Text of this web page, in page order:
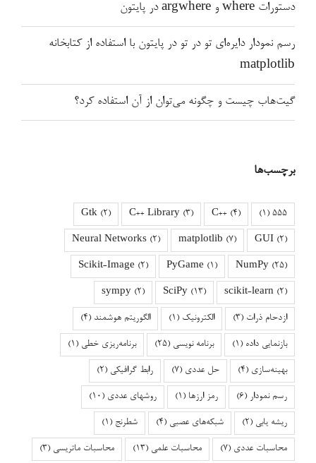
دستورات where و argwhere در پایتون
رسم نمودار دایره‌ای تو در تو در پایتون با استفاده از کتابخانه
matplotlib
گیت‌هاب چیست و چگونه می‌توان از آن استفاده کرد؟
برچسب‌ها
555
(1)
C++ (4)
C++ Library (3)
Gtk (2)
GUI (2)
matplotlib (7)
Neural Networks (2)
NumPy (25)
PyGame (1)
Scikit-Image (2)
scikit-learn (2)
SciPy (13)
sympy (2)
ازدحام ذرات (3) الکترونیک (1) الگوریتم هوشمند (4)
بازنمایی داده (1) برنامه نویسی (25) برنامه‌ریزی خطی (1)
بهینه‌سازی (4) حل عددی (7) رابط گرافیکی (2)
رسم نمودار (6) رمز ارزها (1) روشهای عددی (10)
ریشه یابی (2) شبکه‌های عصبی (4) شطرنج (1)
محاسبات عددی (7) محاسبات علمی (13) محاسبات ماتریسی (3)